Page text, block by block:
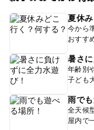
夏休
今から
おすす
暑さ
年齢別
子ども
雨でも
全天候
屋内で